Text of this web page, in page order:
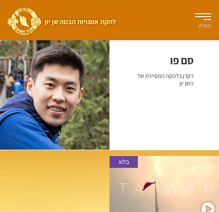
להקת אמנויות הבמה שן יון תפריט
סם פו
רקדן בלהקה המסיירת של
השן יון
בלוג